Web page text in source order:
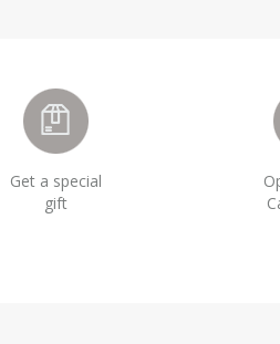
Get a special
gift